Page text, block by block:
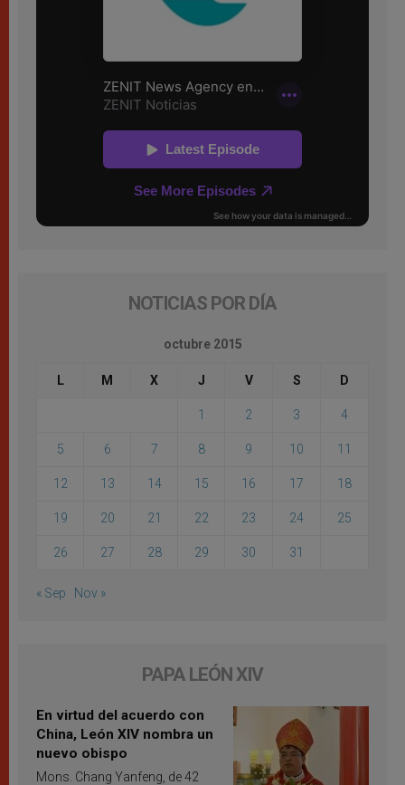
NOTICIAS POR DÍA
octubre 2015
L M X J V S D
1 2 3 4
5 6 7 8 9 10 11
12 13 14 15 16 17 18
19 20 21 22 23 24 25
26 27 28 29 30 31
« Sep Nov »
PAPA LEÓN XIV
En virtud del acuerdo con
China, León XIV nombra un
nuevo obispo
Mons. Chang Yanfeng, de 42